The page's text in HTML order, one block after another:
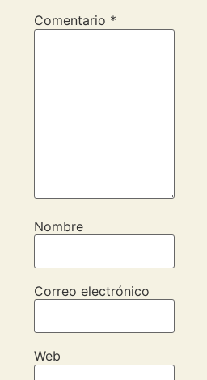
Comentario *
Nombre
Correo electrónico
Web